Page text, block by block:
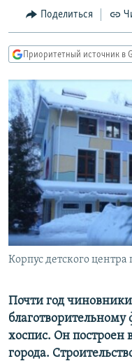
Вернутся
поиску
КАВКАЗ.РЕАЛИИ
СИБИРЬ.РЕАЛИИ
РАСПИСАНИЕ
ПОДПИШИТЕСЬ НА
СОЦИАЛЬНЫЕ СЕТИ
Все сайты РСЕ/РС
Поделиться
Приоритетный источник в
Корпус детского
Почти год
хоспис. Он построен
города.